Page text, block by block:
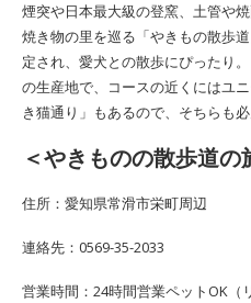
煙突や日本最大級の登窯、土管や
焼き物の里を巡る「やきもの散歩
定され、愛犬との散歩にぴったり
の生産地で、コースの近くにはユ
き猫通り」もあるので、そちらも
＜やきものの散歩道の
住所：愛知県常滑市栄町周辺
連絡先：0569-35-2033
営業時間：24時間営業ペットOK（